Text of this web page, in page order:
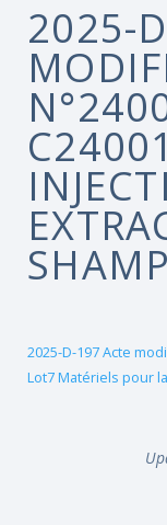
2025-
2025-D-197 Acte
Lot7 Matériels pour